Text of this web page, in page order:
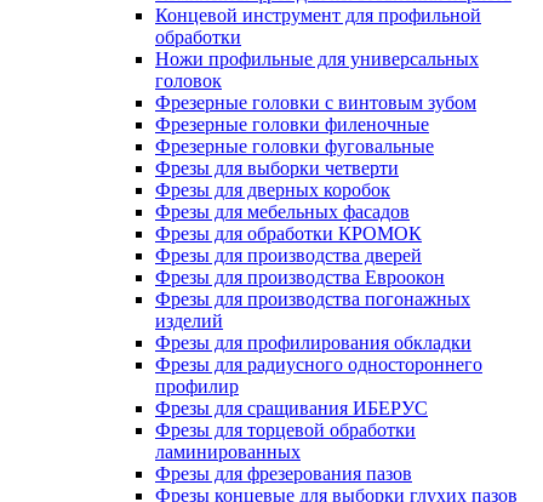
Концевой инструмент для профильной
обработки
Ножи профильные для универсальных
головок
Фрезерные головки с винтовым зубом
Фрезерные головки филеночные
Фрезерные головки фуговальные
Фрезы для выборки четверти
Фрезы для дверных коробок
Фрезы для мебельных фасадов
Фрезы для обработки КРОМОК
Фрезы для производства дверей
Фрезы для производства Евроокон
Фрезы для производства погонажных
изделий
Фрезы для профилирования обкладки
Фрезы для радиусного одностороннего
профилир
Фрезы для сращивания ИБЕРУС
Фрезы для торцевой обработки
ламинированных
Фрезы для фрезерования пазов
Фрезы концевые для выборки глухих пазов